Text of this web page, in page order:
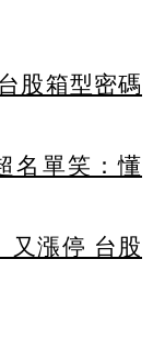
股箱型密碼
名單笑：懂
又漲停 台股